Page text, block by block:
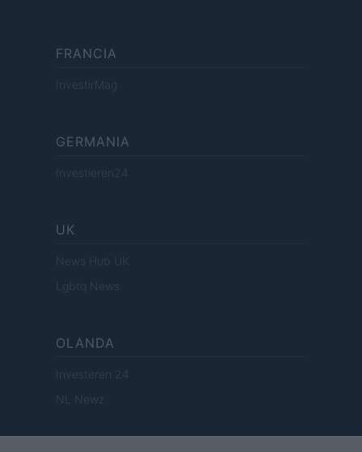
FRANCIA
InvestirMag
GERMANIA
Investieren24
UK
News Hub UK
Lgbtq News
OLANDA
Investeren 24
NL Newz